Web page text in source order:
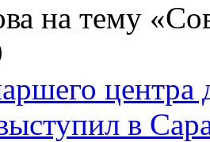
на тему
центра
в